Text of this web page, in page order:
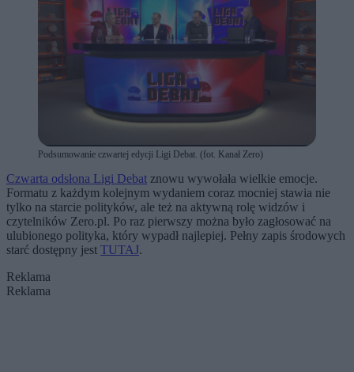
Podsumowanie czwartej edycji Ligi Debat. (fot. Kanał Zero)
Czwarta odsłona Ligi Debat znowu wywołała wielkie emocje.
Formatu z każdym kolejnym wydaniem coraz mocniej stawia nie
tylko na starcie polityków, ale też na aktywną rolę widzów i
czytelników Zero.pl. Po raz pierwszy można było zagłosować na
ulubionego polityka, który wypadł najlepiej. Pełny zapis środowych
starć dostępny jest TUTAJ.
Reklama
Reklama